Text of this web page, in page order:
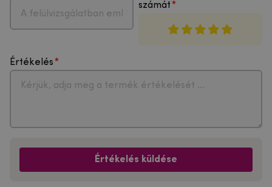
számát
Értékelés
Értékelés küldése